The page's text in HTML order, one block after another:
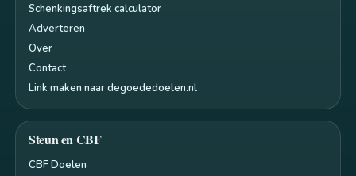
Schenkingsaftrek calculator
Adverteren
Over
Contact
Link maken naar degoededoelen.nl
Steun en CBF
CBF Doelen